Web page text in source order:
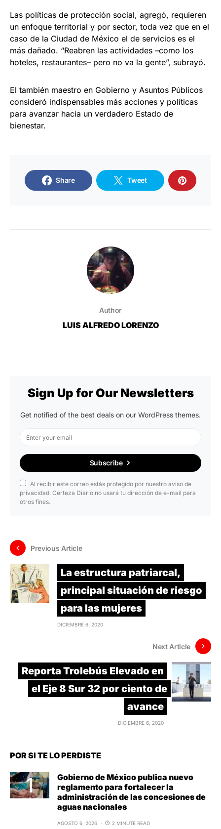
Las políticas de protección social, agregó, requieren
un enfoque territorial y por sector, toda vez que en el
caso de la Ciudad de México el de servicios es el
más dañado. “Reabren las actividades –como los
hoteles, restaurantes– pero no va la gente”, subrayó.
El también maestro en Gobierno y Asuntos Públicos
consideró indispensables más acciones y políticas
para avanzar hacia un verdadero Estado de
bienestar.
Share Tweet
Author
LUIS ALFREDO LORENZO
Sign Up for Our Newsletters
Get notified of the best deals on our WordPress themes.
Subscribe
Al recibir este correo estás protegido por nuestro aviso de
privacidad. Certeza Diario no usará tu dirección de e-mail para
otros fines.
Previous Article
La estructura patriarcal,
principal situación de riesgo
para las mujeres
DICIEMBRE 6, 2020
Next Article
Reporta Trolebús Elevado en
el Eje 8 Sur 32 por ciento de
avance
DICIEMBRE 6, 2020
POR SI TE LO PERDISTE
Gobierno de México publica nuevo
reglamento para fortalecer la
administración de las concesiones de
aguas nacionales
AGOSTO 6, 2026 2 MINUTE READ